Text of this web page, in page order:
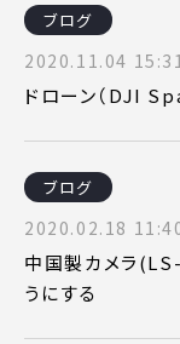
ブログ
2020.11.04 15:31
ドローン（DJI
ブログ
2020.02.18
中国製カメラ
うにする